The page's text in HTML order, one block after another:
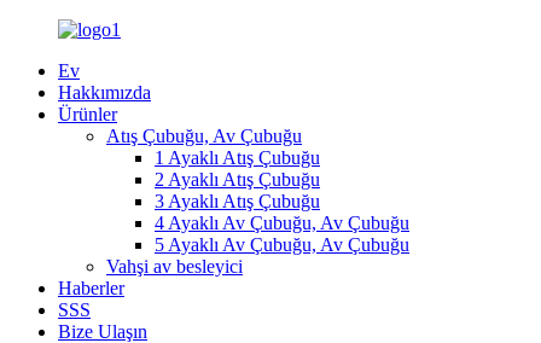
Ev
Hakkımızda
Ürünler
Atış Çubuğu, Av Çubuğu
1 Ayaklı Atış Çubuğu
2 Ayaklı Atış Çubuğu
3 Ayaklı Atış Çubuğu
4 Ayaklı Av Çubuğu, Av Çubuğu
5 Ayaklı Av Çubuğu, Av Çubuğu
Vahşi av besleyici
Haberler
SSS
Bize Ulaşın